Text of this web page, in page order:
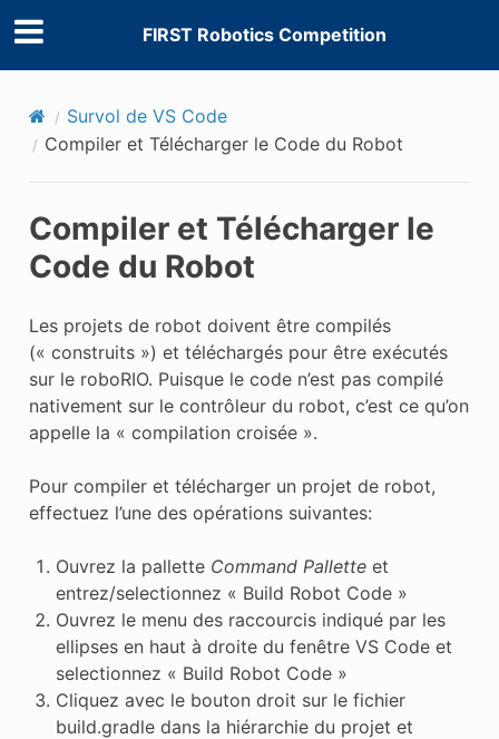
FIRST Robotics Competition
Survol de VS Code
Compiler et Télécharger le Code du Robot
Compiler et Télécharger le
Code du Robot
Les projets de robot doivent être compilés
(« construits ») et téléchargés pour être exécutés
sur le roboRIO. Puisque le code n’est pas compilé
nativement sur le contrôleur du robot, c’est ce qu’on
appelle la « compilation croisée ».
Pour compiler et télécharger un projet de robot,
effectuez l’une des opérations suivantes:
Ouvrez la pallette Command Palletteet
entrez/selectionnez « Build Robot Code »
Ouvrez le menu des raccourcis indiqué par les
ellipses en haut à droite du fenêtre VS Code et
selectionnez « Build Robot Code »
Cliquez avec le bouton droit sur le fichier
build.gradle dans la hiérarchie du projet et